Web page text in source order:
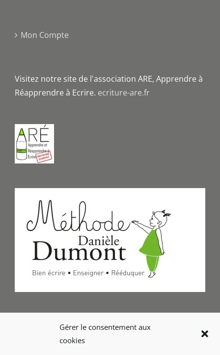
Gérer le consentement aux
cookies
Mon Compte
Visitez notre site de l'association ARE, Apprendre à
Réapprendre à Ecrire. ecriture-are.fr
Formulaire de Contact